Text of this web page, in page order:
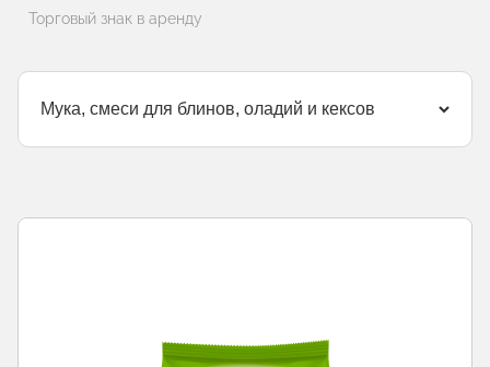
Торговый знак в аренду
Мука, смеси для блинов, оладий и кексов